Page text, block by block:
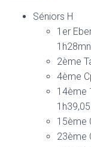
Séniors H
1er
2ème
4ème
14ème
15ème
23ème